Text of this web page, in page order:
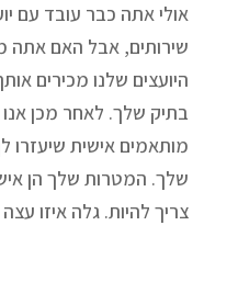
אולי אתה כבר עובד עם
שירותים, אבל האם אתה
היועצים שלנו מכירים
בתיק שלך. לאחר מכן אנו
מותאמים אישית שיעזרו
שלך. המטרות שלך הן
צריך להיות. גלה איזו